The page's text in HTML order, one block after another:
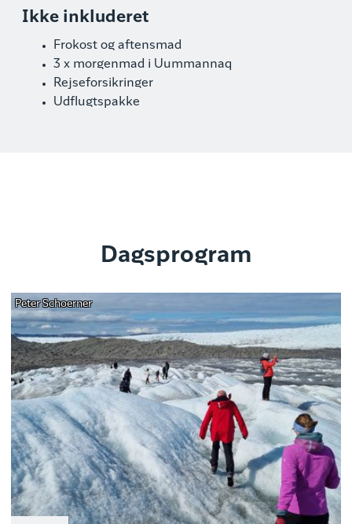
Ikke inkluderet
Frokost og aftensmad
3 x morgenmad i Uummannaq
Rejseforsikringer
Udflugtspakke
Dagsprogram
Peter Schoerner